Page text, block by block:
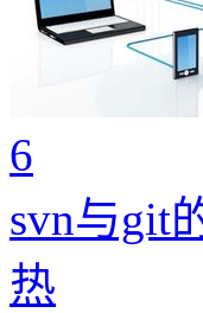
6
svn与git
热